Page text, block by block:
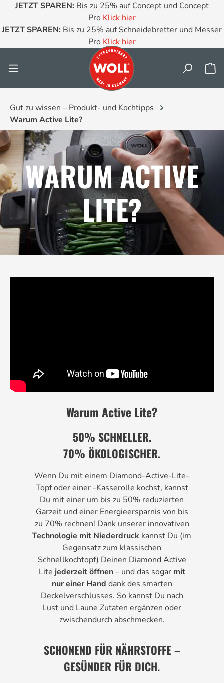
Zum Hauptinhalt springen
JETZT SPAREN: Bis zu 25% auf Concept und Concept
Pro Klick hier
JETZT SPAREN: Bis zu 25% auf Schneidebretter und Messer
Pro Klick hier
Gut zu wissen – Produkt- und Kochtipps
Warum Active Lite?
WARUM ACTIVE
LITE?
Warum Active Lite?
50% SCHNELLER.
70% ÖKOLOGISCHER.
Wenn Du mit einem Diamond-Active-Lite-
Topf oder einer -Kasserolle kochst, kannst
Du mit einer um bis zu 50% reduzierten
Garzeit und einer Energieersparnis von bis
zu 70% rechnen! Dank unserer innovativen
Technologie mit Niederdruck kannst Du (im
Gegensatz zum klassischen
Schnellkochtopf) Deinen Diamond Active
Litejederzeit öffnen– und das sogar mit
nur einer Hand dank des smarten
Deckelverschlusses. So kannst Du nach
Lust und Laune Zutaten ergänzen oder
zwischendurch abschmecken.
SCHONEND FÜR NÄHRSTOFFE –
GESÜNDER FÜR DICH.